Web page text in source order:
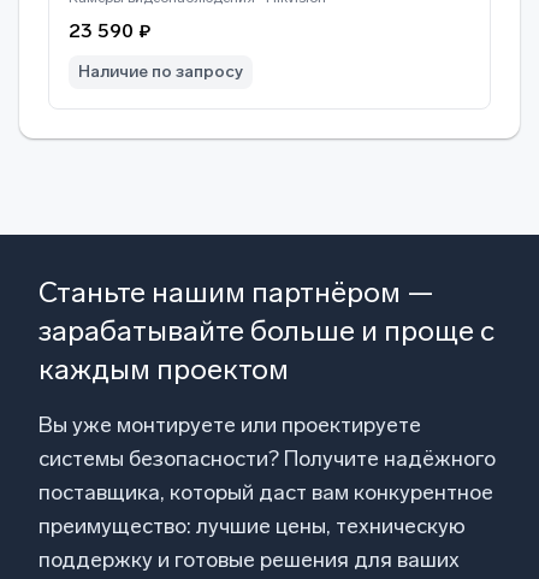
23 590 ₽
Наличие по запросу
Станьте нашим партнёром —
зарабатывайте больше и проще с
каждым проектом
Вы уже монтируете или проектируете
системы безопасности? Получите надёжного
поставщика, который даст вам конкурентное
преимущество: лучшие цены, техническую
поддержку и готовые решения для ваших